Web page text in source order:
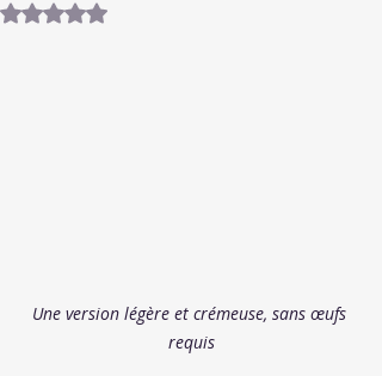
Noté NaN étoiles sur 5.
Une version légère et crémeuse, sans œufs
requis